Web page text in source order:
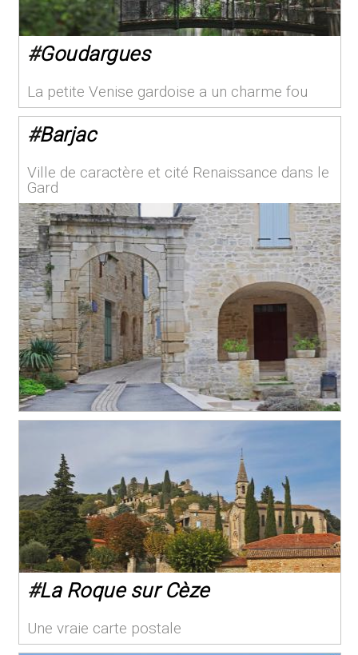
#Goudargues
La petite Venise gardoise a un charme fou
#Barjac
Ville de caractère et cité Renaissance dans le
Gard
#La Roque sur Cèze
Une vraie carte postale